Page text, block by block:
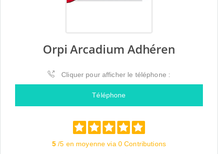
Orpi Arcadium Adhéren
Cliquer pour afficher le téléphone :
Téléphone
5 /5 en moyenne via 0 Contributions